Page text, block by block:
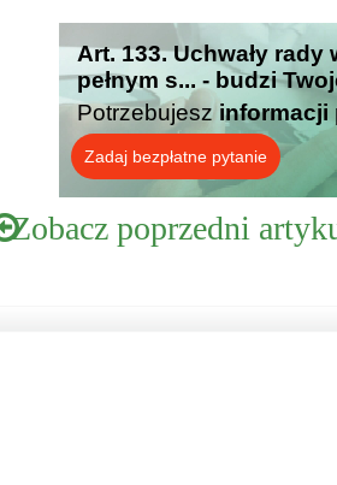
Art. 133. Uchwały
pełnym s... - budzi
Potrzebujesz informacji
Zadaj bezpłatne pytanie
Zobacz poprzedni